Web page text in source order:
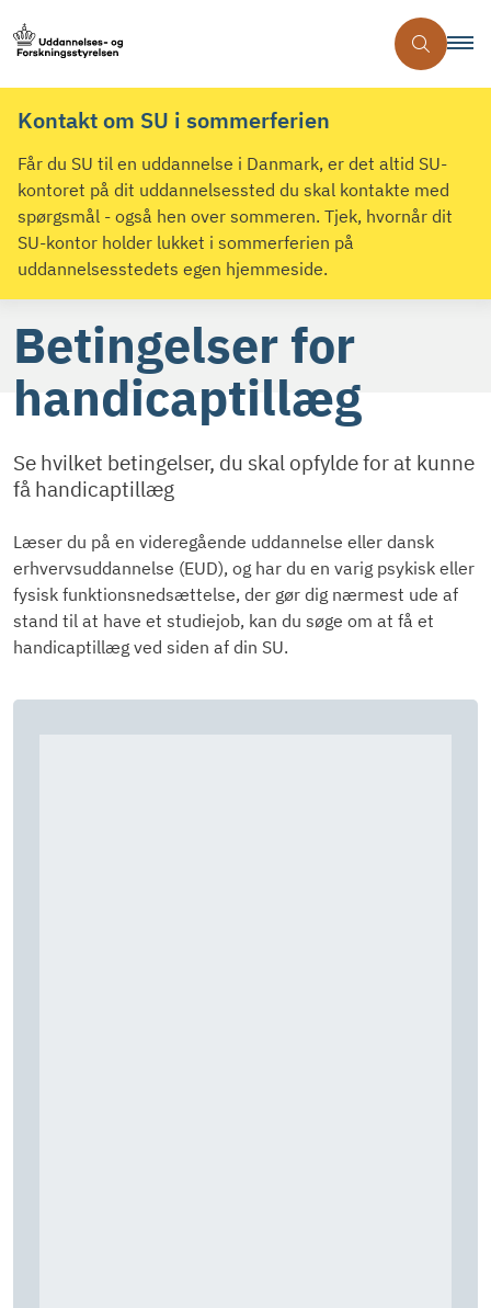
Kontakt om SU i sommerferien
Får du SU til en uddannelse i Danmark, er det altid SU-
kontoret på dit uddannelsessted du skal kontakte med
spørgsmål - også hen over sommeren. Tjek, hvornår dit
SU-kontor holder lukket i sommerferien på
uddannelsesstedets egen hjemmeside.
Betingelser for
handicaptillæg
Se hvilket betingelser, du skal opfylde for at kunne
få handicaptillæg
Læser du på en videregående uddannelse eller dansk
erhvervsuddannelse (EUD), og har du en varig psykisk eller
fysisk funktionsnedsættelse, der gør dig nærmest ude af
stand til at have et studiejob, kan du søge om at få et
handicaptillæg ved siden af din SU.